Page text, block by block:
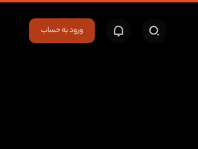
ورود به حساب